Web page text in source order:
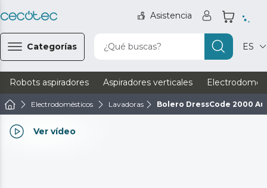
Asistencia
Categorías ¿Qué buscas? ES
Robots aspiradores Aspiradores verticales
Electrodomésticos Lavadoras Bolero DressCode 2000
Ver vídeo